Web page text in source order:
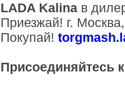
LADA Kalina в
Приезжай! г.
Покупай!
Присоединяйтесь